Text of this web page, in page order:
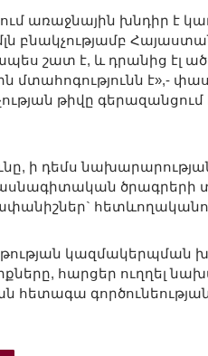
առաջնային խնդիր է
բնակչությամբ
շատ է, և դրանից էլ
մտահոգությունն է»,-
թիվը գերազանցում
ի դեմս
ծրագրերի
կազմակերպման
հարցեր ուղղել